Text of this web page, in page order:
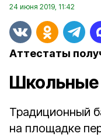
24 июня 2019, 11:42
Аттестаты
Школьные
Традиционный
на площадке